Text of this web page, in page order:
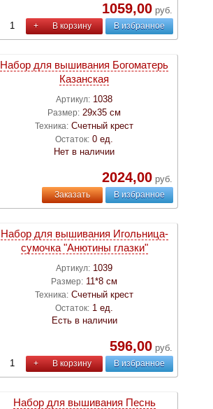
1059,00руб.
+ В корзину В избранное
Набор для вышивания Богоматерь
Казанская
Артикул: 1038
Размер: 29х35 см
Техника: Счетный крест
Остаток: 0 ед.
Нет в наличии
2024,00руб.
Заказать В избранное
Набор для вышивания Игольница-
сумочка "Анютины глазки"
Артикул: 1039
Размер: 11*8 см
Техника: Счетный крест
Остаток: 1 ед.
Есть в наличии
596,00руб.
+ В корзину В избранное
Набор для вышивания Песнь